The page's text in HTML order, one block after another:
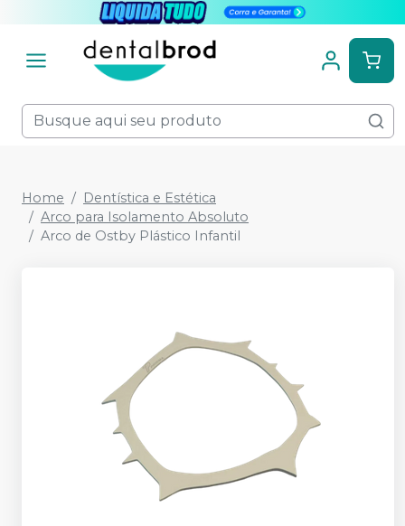
Home
Dentística e Estética
Arco para Isolamento Absoluto
Arco de Ostby Plástico Infantil